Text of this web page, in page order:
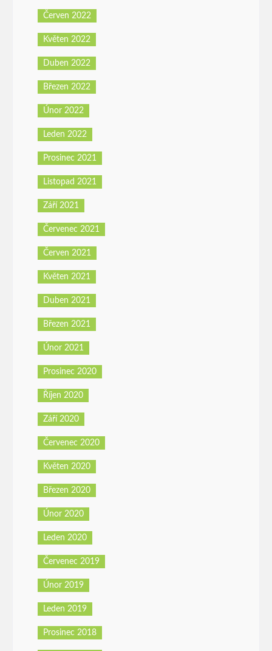
Červen 2022
Květen 2022
Duben 2022
Březen 2022
Únor 2022
Leden 2022
Prosinec 2021
Listopad 2021
Září 2021
Červenec 2021
Červen 2021
Květen 2021
Duben 2021
Březen 2021
Únor 2021
Prosinec 2020
Říjen 2020
Září 2020
Červenec 2020
Květen 2020
Březen 2020
Únor 2020
Leden 2020
Červenec 2019
Únor 2019
Leden 2019
Prosinec 2018